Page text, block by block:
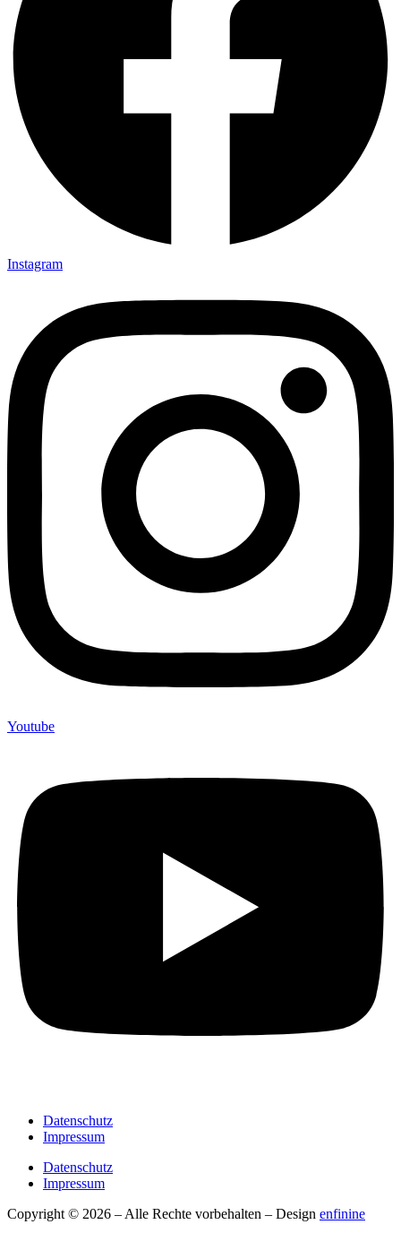
Instagram
Youtube
Datenschutz
Impressum
Datenschutz
Impressum
Copyright © 2026 – Alle Rechte vorbehalten – Design enfinine